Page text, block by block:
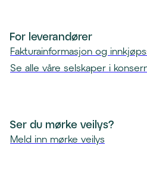
For leverandører
Fakturainformasjon og
Se alle våre selskaper i
Ser du mørke veilys?
Meld inn mørke veilys